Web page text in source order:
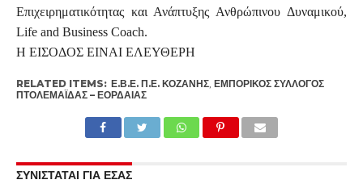
Επιχειρηματικότητας και Ανάπτυξης Ανθρώπινου Δυναμικού,
Life and Business Coach.
H ΕΙΣΟΔΟΣ ΕΙΝΑΙ ΕΛΕΥΘΕΡΗ
RELATED ITEMS: Ε.Β.Ε. Π.Ε. ΚΟΖΆΝΗΣ, ΕΜΠΟΡΙΚΌΣ ΣΎΛΛΟΓΟΣ
ΠΤΟΛΕΜΑΪ́ΔΑΣ – ΕΟΡΔΑΊΑΣ
ΣΥΝΙΣΤΑΤΑΙ ΓΙΑ ΕΣΑΣ